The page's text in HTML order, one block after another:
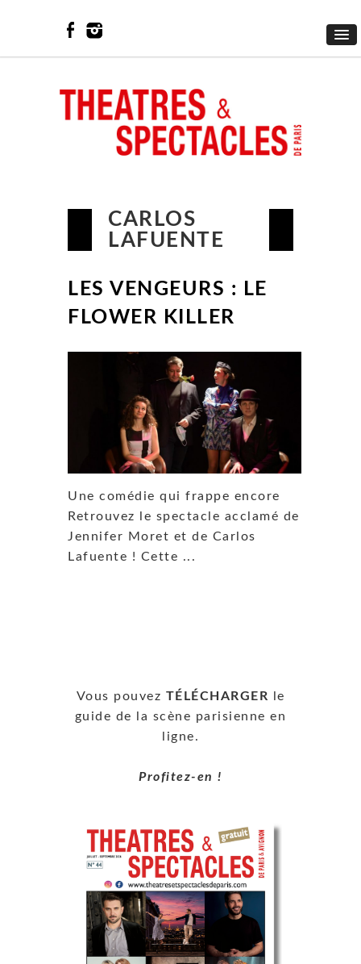
CARLOS
LAFUENTE
LES VENGEURS : LE
FLOWER KILLER
Une comédie qui frappe encore
Retrouvez le spectacle acclamé de
Jennifer Moret et de Carlos
Lafuente ! Cette ...
Vous pouvez TÉLÉCHARGER le
guide de la scène parisienne en
ligne.
Profitez-en !